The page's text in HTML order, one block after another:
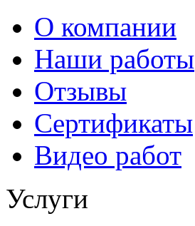
О компании
Наши работы
Отзывы
Сертификаты
Видео работ
Услуги